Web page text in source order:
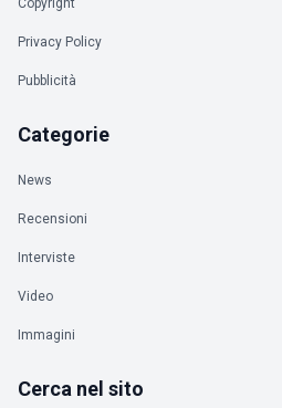
Copyright
Privacy Policy
Pubblicità
Categorie
News
Recensioni
Interviste
Video
Immagini
Cerca nel sito